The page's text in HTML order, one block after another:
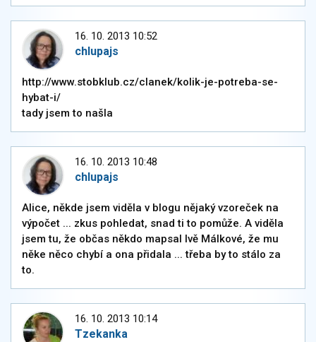
16. 10. 2013 10:52
chlupajs
http://www.stobklub.cz/clanek/kolik-je-potreba-se-
hybat-i/
tady jsem to našla
16. 10. 2013 10:48
chlupajs
Alice, někde jsem viděla v blogu nějaký vzoreček na
výpočet ... zkus pohledat, snad ti to pomůže. A viděla
jsem tu, že občas někdo mapsal Ivě Málkové, že mu
něke něco chybí a ona přidala ... třeba by to stálo za
to.
16. 10. 2013 10:14
Tzekanka